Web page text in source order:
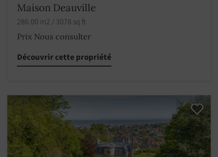
Maison Deauville
286.00 m2 / 3078 sq ft
Prix Nous consulter
Découvrir cette propriété